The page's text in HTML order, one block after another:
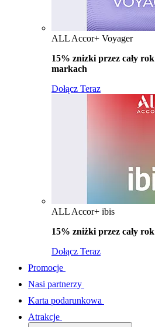
ALL Accor+ Voyager
15% znizki przez cały rok
markach
Dołącz Teraz
ALL Accor+ ibis
15% zniżki przez cały rok
Dołącz Teraz
Promocje
Nasi partnerzy
Karta podarunkowa
Atrakcje